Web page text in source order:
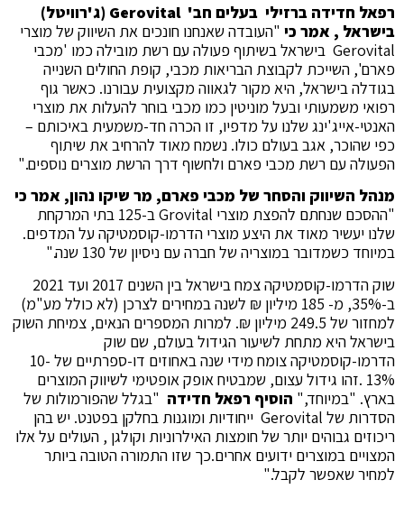
רפאל חדידה ברזילי בעלים חב' Gerovital (ג'רוויטל)
בישראל , אמר כי "העובדה שאנחנו חונכים את השיווק של מוצרי
Gerovital בישראל בשיתוף פעולה עם רשת מובילה כמו 'מכבי
פארם', השייכת לקבוצת הבריאות מכבי, קופת החולים השנייה
בגודלה בישראל, היא מקור לגאווה מקצועית עבורנו. כאשר גוף
רפואי משמעותי ובעל מוניטין כמו מכבי בוחר להעלות את מוצרי
האנטי-אייג'ינג שלנו על מדפיו, זו הכרה חד-משמעית באיכותם –
כפי שהוכר, אגב בעולם כולו. נשמח מאוד להרחיב את שיתוף
הפעולה עם רשת מכבי פארם ולחשוף דרך הרשת מוצרים נוספים."
מנהל השיווק והסחר של מכבי פארם, מר שיקו נהון, אמר כי
"ההסכם שנחתם להפצת מוצרי Grovital ב-125 בתי המרקחת
שלנו יעשיר מאוד את היצע מוצרי הדרמו-קוסמטיקה על המדפים.
במיוחד כשמדובר במוצריה של חברה עם ניסיון של 130 שנה."
שוק הדרמו-קוסמטיקה
צמח בישראל בין השנים 2017 ועד 2021
ב-35%, מ- 185 מיליון ₪ לשנה במחירים לצרכן (לא כולל
מע"מ)
למחזור של 249.5 מיליון ₪. למרות המספרים הנאים, צמיחת השוק
בישראל היא מתחת לשיעור הגידול בעולם, שם שוק
הדרמו-קוסמטיקה צומח מידי שנה באחוזים דו-ספרתיים של 10-
13% . זהו גידול עצום, שמבטיח אופק אופטימי לשיווק המוצרים
בארץ. "במיוחד," הוסיף רפאל חדידה "בגלל שהפורמולות של
הסדרות של Gerovital ייחודיות ומוגנות בחלקן בפטנט. יש בהן
ריכוזים גבוהים יותר של חומצות האילרוניות וקולגן , העולים על אלו
המצויים במוצרים ידועים אחרים.כך שזו התמורה הטובה ביותר
למחיר שאפשר לקבל."